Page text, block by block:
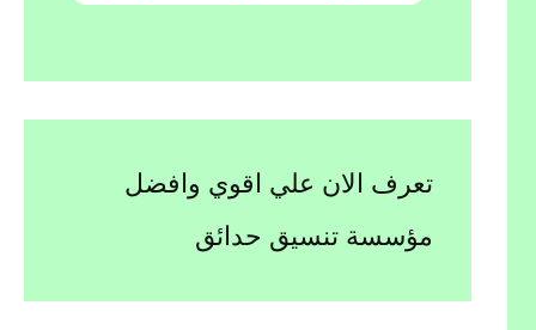
تعرف الان علي اقوي وافضل
مؤسسة تنسيق حدائق